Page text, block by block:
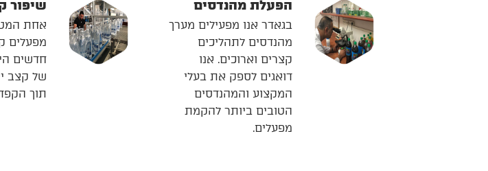
הפעלת מהנדסים
בגאדר אנו מפעילים מערך
מהנדסים לתהליכים
קצרים וארוכים. אנו
דואגים לספק את בעלי
המקצוע והמהנדסים
הטובים ביותר להקמת
מפעלים.
שיפור
אחת
מפעלים
חדשים
של קצב
תוך